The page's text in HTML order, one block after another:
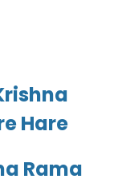
Hare
Rama